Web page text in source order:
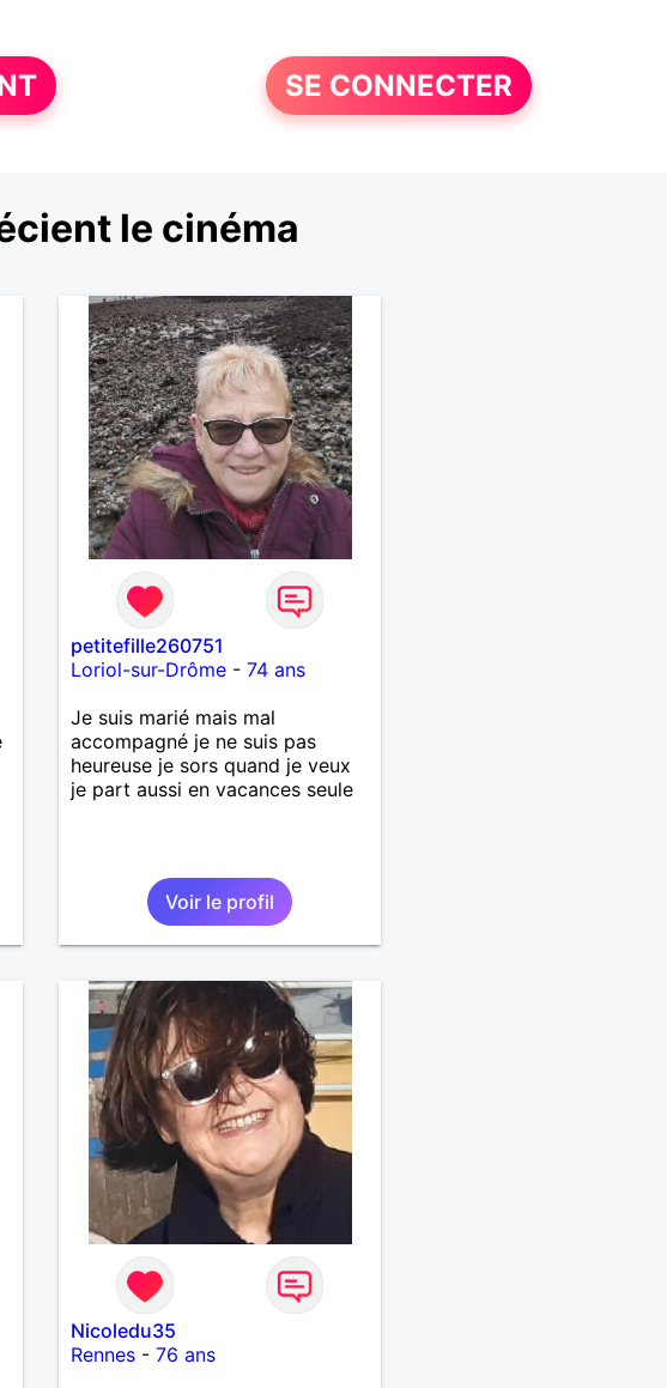
SE CONNECTER
le cinéma
petitefille260751
Loriol-sur-Drôme -74 ans
Je suis marié mais mal
accompagné je ne suis pas
heureuse je sors quand je veux
je part aussi en vacances seule
Voir le profil
Nicoledu35
Rennes -76 ans